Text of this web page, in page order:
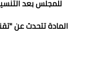
للمجلس بعد
المادة تتحدث عن